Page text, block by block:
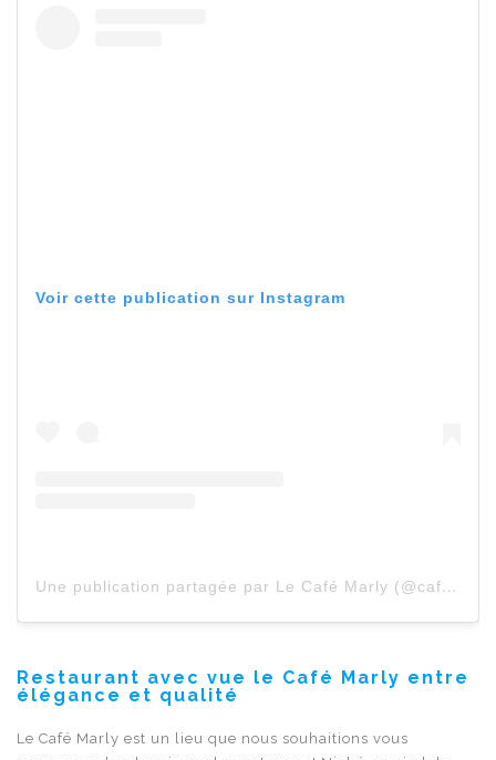
Voir cette publication sur Instagram
Une publication partagée par Le Café Marly (@cafe_marly)
Restaurant avec vue le Café Marly entre
élégance et qualité
Le Café Marly est un lieu que nous souhaitions vous